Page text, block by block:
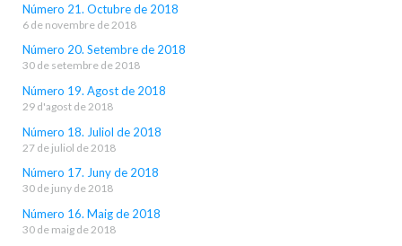
Número 21. Octubre de 2018
6 de novembre de 2018
Número 20. Setembre de 2018
30 de setembre de 2018
Número 19. Agost de 2018
29 d'agost de 2018
Número 18. Juliol de 2018
27 de juliol de 2018
Número 17. Juny de 2018
30 de juny de 2018
Número 16. Maig de 2018
30 de maig de 2018